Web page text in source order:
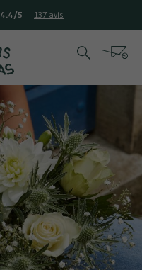
4.4/5 137 avis
Rechercher
Cart